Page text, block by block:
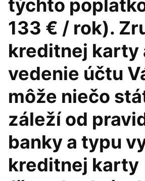
týchto
133 € / rok).
kreditnej karty
vedenie účtu
môže niečo
záleží od
banky a typu
kreditnej karty